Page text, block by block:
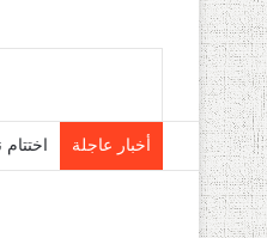
أخبار عاجلة